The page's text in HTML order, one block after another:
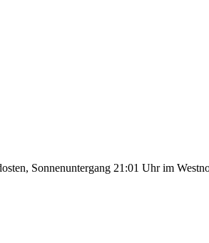
Sonnenuntergang 21:01 Uhr im